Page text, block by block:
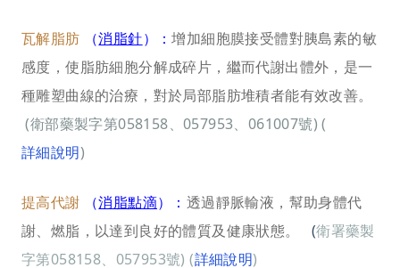
瓦解脂肪 （消脂針）：增加細胞膜接受體對胰島素的敏
感度，使脂肪細胞分解成碎片，繼而代謝出體外，是一
種雕塑曲線的治療，對於局部脂肪堆積者能有效改善。
(衛部藥製字第058158、057953、 061007號) (
詳細說明)
提高代謝 （消脂點滴）： 透過靜脈輸液，幫助身體代
謝、燃脂，以達到良好的體質及健康狀態。 (衛署藥製
字第058158、057953號) (詳細說明)